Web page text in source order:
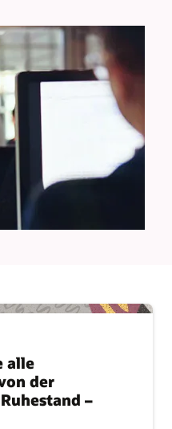
alle
der
–